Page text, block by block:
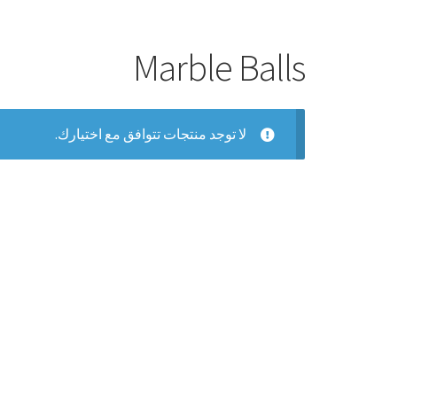
Marble Balls
لا توجد منتجات تتوافق مع اختيارك.